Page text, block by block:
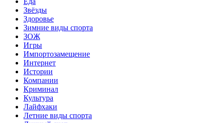
Звёзды
Здоровье
Зимние виды спорта
ЗОЖ
Игры
Импортозамещение
Интернет
Истории
Компании
Криминал
Культура
Лайфхаки
Летние виды спорта